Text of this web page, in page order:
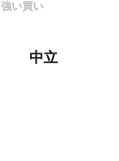
強い買い
中立